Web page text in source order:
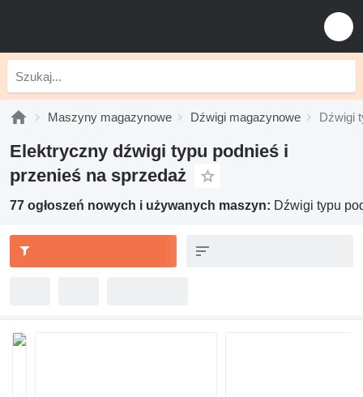
Maszyny magazynowe Dźwigi magazynowe Dźwigi
Elektryczny dźwigi typu podnieś i
przenieś na sprzedaż
77 ogłoszeń nowych i używanych maszyn: Dźwigi typu